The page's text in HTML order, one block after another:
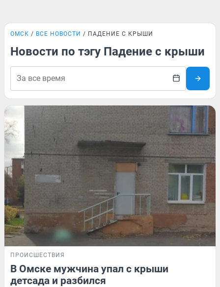
ОМСК ВСЕ НОВОСТИ ПАДЕНИЕ С КРЫШИ
Новости по тэгу Падение с крыши
ПРОИСШЕСТВИЯ
В Омске мужчина упал с крыши
детсада и разбился